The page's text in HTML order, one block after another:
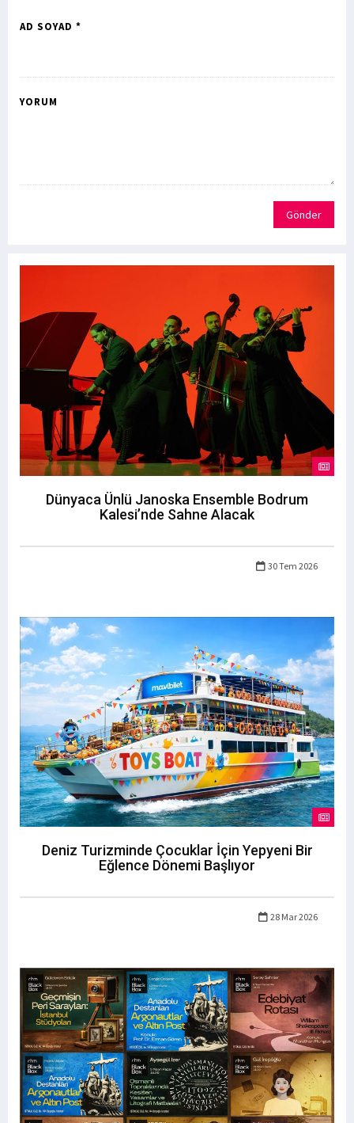
AD SOYAD *
YORUM
Gönder
Dünyaca Ünlü Janoska Ensemble Bodrum
Kalesi’nde Sahne Alacak
30 Tem 2026
Deniz Turizminde Çocuklar İçin Yepyeni Bir
Eğlence Dönemi Başlıyor
28 Mar 2026